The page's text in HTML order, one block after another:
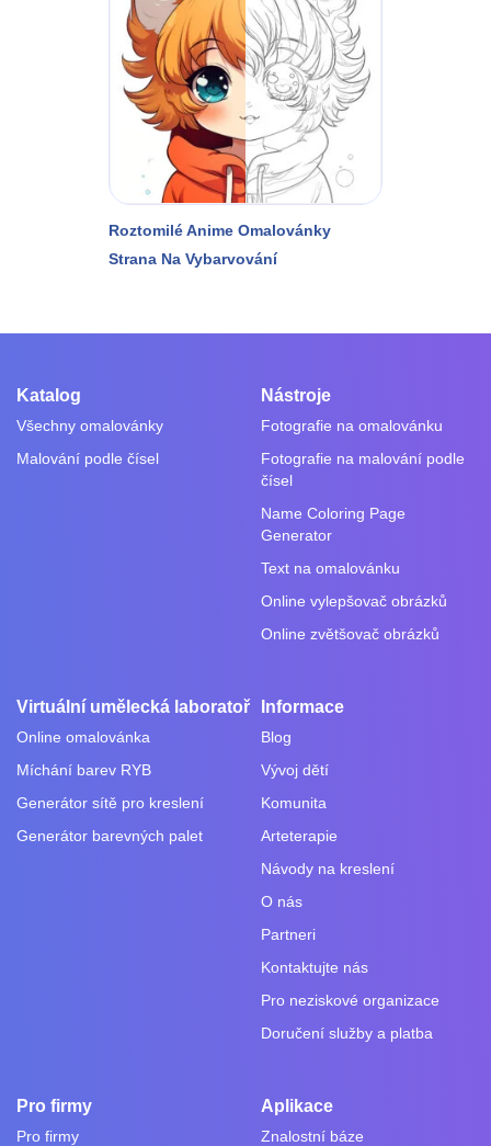
Roztomilé Anime Omalovánky
Strana Na Vybarvování
Katalog
Všechny omalovánky
Malování podle čísel
Nástroje
Fotografie na omalovánku
Fotografie na malování podle
čísel
Name Coloring Page
Generator
Text na omalovánku
Online vylepšovač obrázků
Online zvětšovač obrázků
Virtuální umělecká laboratoř
Online omalovánka
Míchání barev RYB
Generátor sítě pro kreslení
Generátor barevných palet
Informace
Blog
Vývoj dětí
Komunita
Arteterapie
Návody na kreslení
O nás
Partneri
Kontaktujte nás
Pro neziskové organizace
Doručení služby a platba
Pro firmy
Pro firmy
Aplikace
Znalostní báze